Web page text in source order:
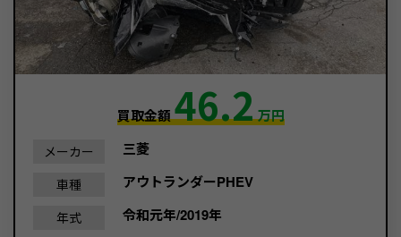
買取金額46.2万円
メーカー 三菱
車種 アウトランダーPHEV
年式 令和元年/2019年